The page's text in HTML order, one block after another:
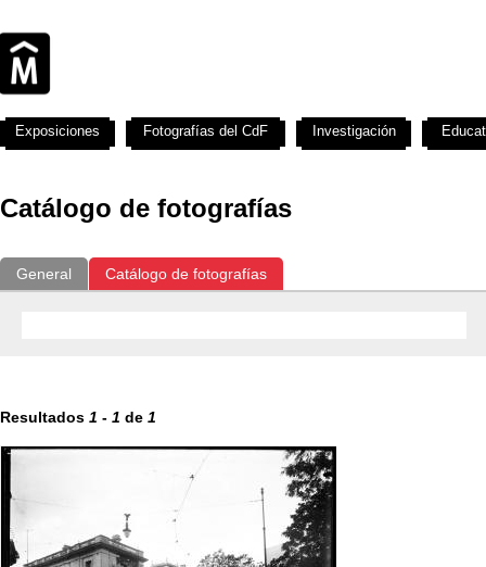
Catálogo de fotografías
General Catálogo de fotografías
Resultados 1 - 1 de 1
Exposiciones Fotografías del CdF Investigación